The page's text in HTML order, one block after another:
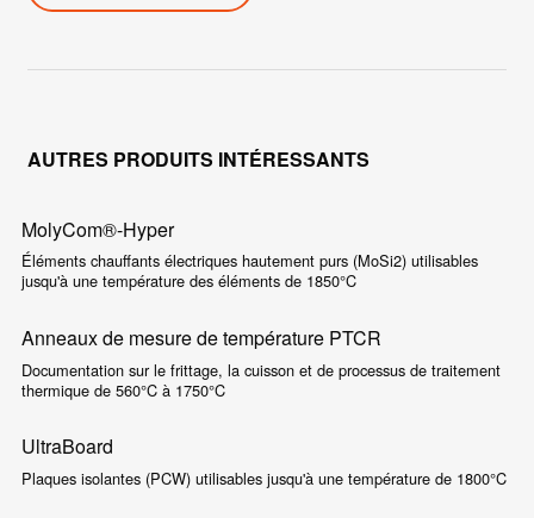
AUTRES PRODUITS INTÉRESSANTS
MolyCom®-Hyper
Éléments chauffants électriques hautement purs (MoSi2) utilisables
jusqu'à une température des éléments de 1850°C
Anneaux de mesure de température PTCR
Documentation sur le frittage, la cuisson et de processus de traitement
thermique de 560°C à 1750°C
UltraBoard
Plaques isolantes (PCW) utilisables jusqu'à une température de 1800°C